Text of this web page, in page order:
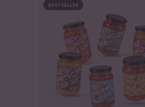
BESTSELLER